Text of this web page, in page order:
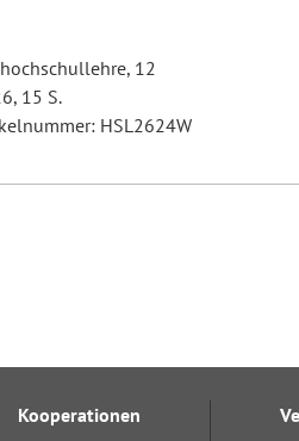
12
15 S.
HSL2624W
Kooperationen